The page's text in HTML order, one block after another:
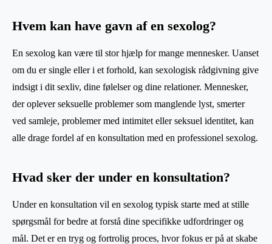
Hvem kan have gavn af en sexolog?
En sexolog kan være til stor hjælp for mange mennesker. Uanset
om du er single eller i et forhold, kan sexologisk rådgivning give
indsigt i dit sexliv, dine følelser og dine relationer. Mennesker,
der oplever seksuelle problemer som manglende lyst, smerter
ved samleje, problemer med intimitet eller seksuel identitet, kan
alle drage fordel af en konsultation med en professionel sexolog.
Hvad sker der under en konsultation?
Under en konsultation vil en sexolog typisk starte med at stille
spørgsmål for bedre at forstå dine specifikke udfordringer og
mål. Det er en tryg og fortrolig proces, hvor fokus er på at skabe